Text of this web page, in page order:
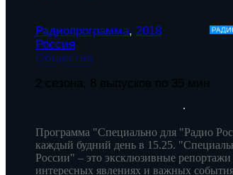
Радиопрограмма, 2018
Россия
Общество
2 сезона, 8 выпусков по 35 мин
Программа "Специально для "Радио
каждый будний день в 15.25.
России" – это эксклюзивные
интересных явлениях и важных